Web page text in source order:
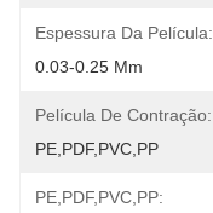
Espessura Da Película:
0.03-0.25 Mm
Película De Contração:
PE,PDF,PVC,PP
PE,PDF,PVC,PP: